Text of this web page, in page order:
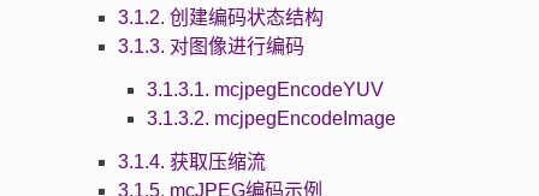
3.1.2. 创建编码状态结构
3.1.3. 对图像进行编码
3.1.3.1. mcjpegEncodeYUV
3.1.3.2. mcjpegEncodeImage
3.1.4. 获取压缩流
3.1.5. mcJPEG编码示例